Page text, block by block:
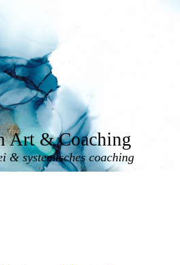
Art & Coaching
& systemisches coaching